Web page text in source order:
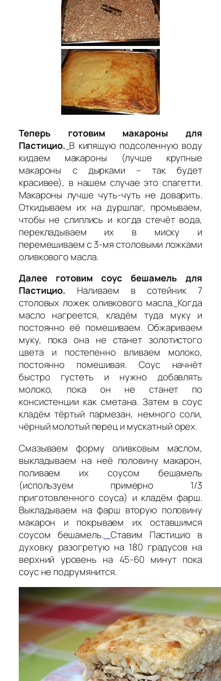
Теперь готовим макароны для
Пастицио. В кипящую подсоленную воду
кидаем макароны (лучше крупные
макароны с дырками – так будет
красивее), в нашем случае это спагетти.
Макароны лучше чуть-чуть не доварить.
Откидываем их на дуршлаг, промываем,
чтобы не слиплись и когда стечёт вода,
перекладываем их в миску и
перемешиваем с 3-мя столовыми ложками
оливкового масла.
Далее готовим соус бешамель для
Пастицио. Наливаем в сотейник 7
столовых ложек оливкового масла. Когда
масло нагреется, кладём туда муку и
постоянно её помешиваем. Обжариваем
муку, пока она не станет золотистого
цвета и постепенно вливаем молоко,
постоянно помешивая. Соус начнёт
быстро густеть и нужно добавлять
молоко, пока он не станет по
консистенции как сметана. Затем в соус
кладём тёртый пармезан, немного соли,
чёрный молотый перец и мускатный орех.
Смазываем форму оливковым маслом,
выкладываем на неё половину макарон,
поливаем их соусом бешамель
(используем примерно 1/3
приготовленного соуса) и кладём фарш.
Выкладываем на фарш вторую половину
макарон и покрываем их оставшимся
соусом бешамель. Ставим Пастицио в
духовку разогретую на 180 градусов на
верхний уровень на 45-60 минут пока
соус не подрумянится.